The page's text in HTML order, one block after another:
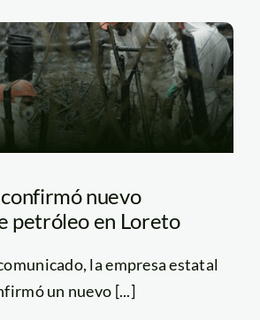
nuevo
petróleo en Loreto
la empresa estatal
un nuevo [...]